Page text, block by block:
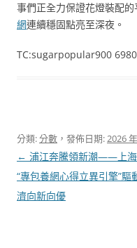
事們正全力保證花燈裝配的
網連續穩固點亮至深夜。
TC:sugarpopular900
分類:分數 ，發佈日期:2026
文
章
導
← 浦江奔騰領新潮——上
“專包養網心得立異引擎”驅
濟向新向優